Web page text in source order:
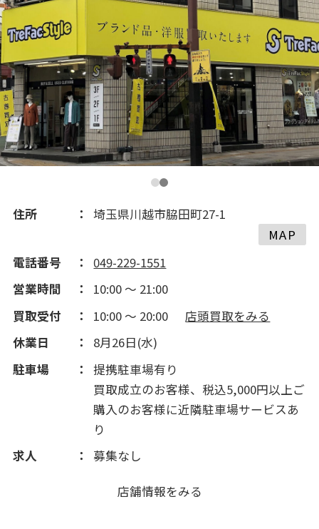
2020(269)
2019(146)
2018(115)
2017(350)
2016(154)
2015(152)
2014(273)
2013(219)
2012(343)
2011(181)
住所
埼玉県川越市脇田町27-1
MAP
電話番号
049-229-1551
営業時間
10:00 ～ 21:00
買取受付
10:00 ～ 20:00
店頭買取をみる
休業日
8月26日(水)
駐車場
提携駐車場有り
買取成立のお客様、税込5,000円以上ご
購入のお客様に近隣駐車場サービスあ
り
求人
募集なし
店舗情報をみる